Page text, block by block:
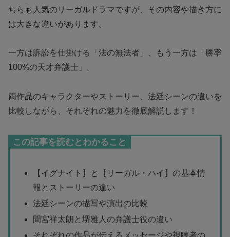
ちらも人気のリーガルドラマですが、その内容や描き方に
は大きな違いがあります。
一方は訴訟を仕掛ける「法の無法者」、もう一方は「勝率
100%の天才弁護士」。
両作品のキャラクターやストーリー、法廷シーンの違いを
比較しながら、それぞれの魅力を徹底解説します！
この記事を読むとわかること
【イグナイト】と【リーガル・ハイ】の基本情
報とストーリーの違い
法廷シーンの描写や演出の比較
間宮祥太朗と堺雅人の弁護士役の違い